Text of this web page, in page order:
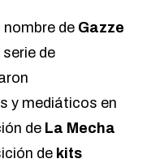
de Gazze
de
y mediáticos en
de La Mecha
de kits